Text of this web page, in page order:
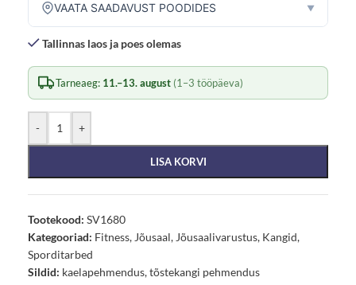
VAATA SAADAVUST POODIDES ▼
Tallinnas laos ja poes olemas
Tarneaeg: 11.–13. august (1–3 tööpäeva)
- +
LISA KORVI
Tootekood: SV1680
Kategooriad: Fitness, Jõusaal, Jõusaalivarustus, Kangid,
Sporditarbed
Sildid: kaelapehmendus,tõstekangi pehmendus